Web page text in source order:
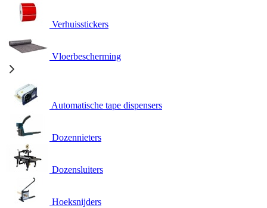
Verhuisstickers
Vloerbescherming
Automatische tape dispensers
Dozennieters
Dozensluiters
Hoeksnijders